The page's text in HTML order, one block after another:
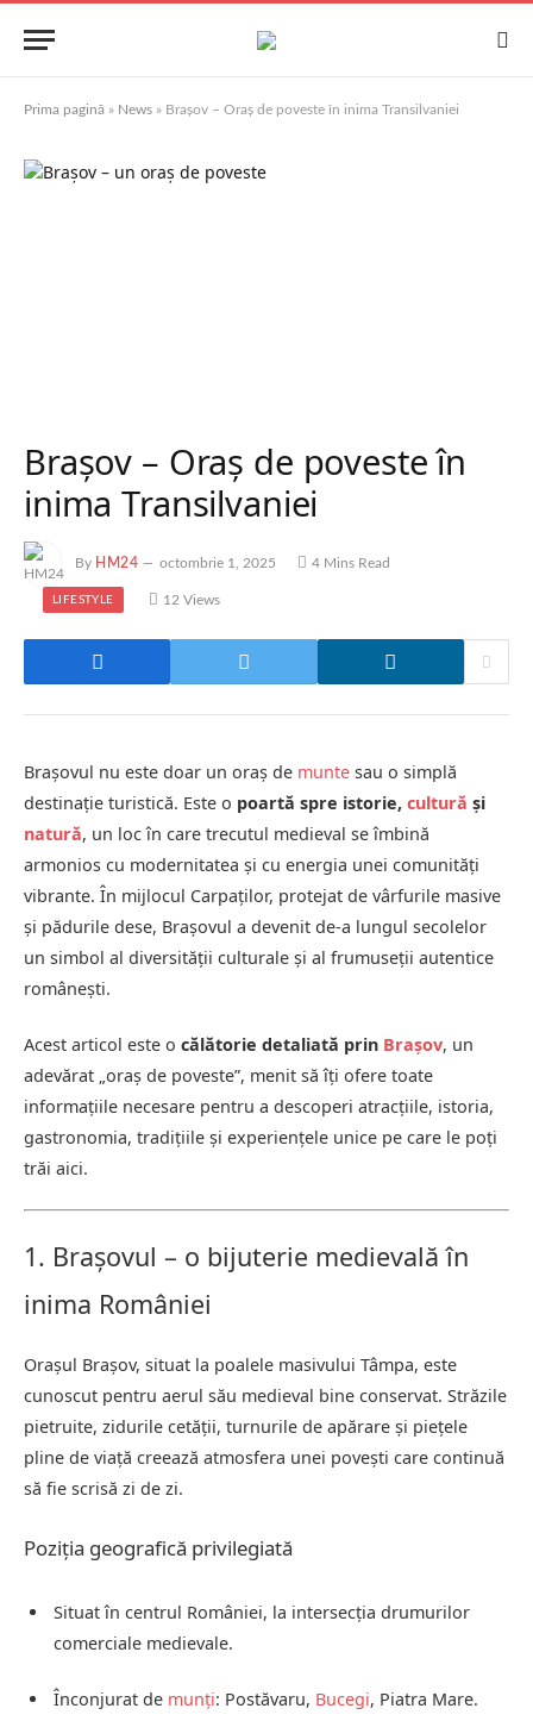
Prima pagină » News » Brașov – Oraș de poveste în inima Transilvaniei
Brașov – Oraș de poveste în
inima Transilvaniei
By HM24 octombrie 1, 2025 4 Mins Read
LIFESTYLE 12 Views
Brașovul nu este doar un oraș de munte sau o simplă
destinație turistică. Este o poartă spre istorie, cultură și
natură, un loc în care trecutul medieval se îmbină
armonios cu modernitatea și cu energia unei comunități
vibrante. În mijlocul Carpaților, protejat de vârfurile masive
și pădurile dese, Brașovul a devenit de-a lungul secolelor
un simbol al diversității culturale și al frumuseții autentice
românești.
Acest articol este o călătorie detaliată prin Brașov, un
adevărat „oraș de poveste”, menit să îți ofere toate
informațiile necesare pentru a descoperi atracțiile, istoria,
gastronomia, tradițiile și experiențele unice pe care le poți
trăi aici.
1. Brașovul – o bijuterie medievală în
inima României
Orașul Brașov, situat la poalele masivului Tâmpa, este
cunoscut pentru aerul său medieval bine conservat. Străzile
pietruite, zidurile cetății, turnurile de apărare și piețele
pline de viață creează atmosfera unei povești care continuă
să fie scrisă zi de zi.
Poziția geografică privilegiată
Situat în centrul României, la intersecția drumurilor
comerciale medievale.
Înconjurat de munți: Postăvaru, Bucegi, Piatra Mare.